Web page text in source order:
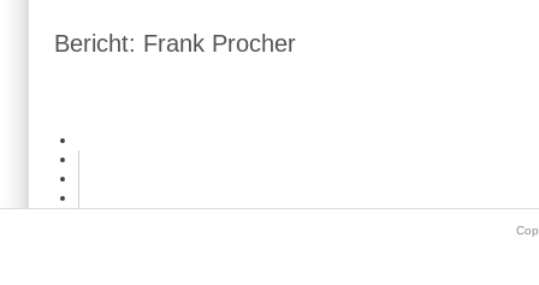
Bericht: Frank Procher